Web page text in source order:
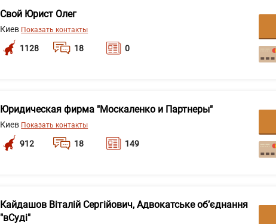
Свой Юрист Олег
Киев Показать контакты
1128 18 0
Юридическая фирма "Москаленко и Партнеры"
Киев Показать контакты
912 18 149
Кайдашов Віталій Сергійович, Адвокатське об’єднання
"вСуді"